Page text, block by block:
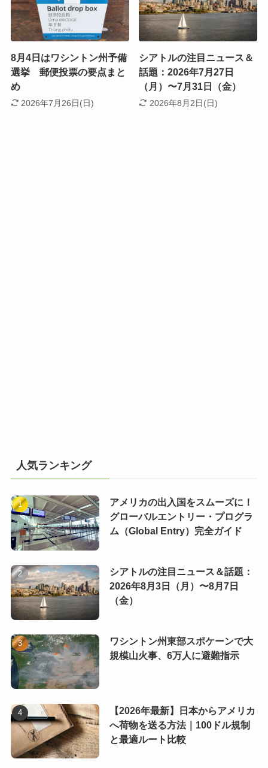
8月4日はワシントン州予備
選挙 郵便投票の要点まと
め
2026年7月26日(日)
シアトルの注目ニュース＆
話題：2026年7月27日
（月）〜7月31日（金）
2026年8月2日(日)
人気ランキング
アメリカの出入国をスムーズに！
グローバルエントリー・プログラ
ム（Global Entry）完全ガイド
シアトルの注目ニュース＆話題：
2026年8月3日（月）〜8月7日
（金）
ワシントン州東部スポケーンで大
規模山火事、6万人に避難指示
【2026年最新】日本からアメリカ
へ荷物を送る方法｜100ドル規制
と最適ルート比較